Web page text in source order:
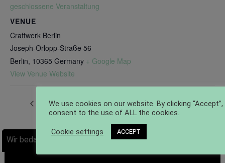
geschlossene Veranstaltung
VENUE
Craftwerk Berlin
Joseph-Orlopp-Straße 56
Berlin, 10365 Germany + Google Map
View Venue Website
espresso GT Fellows Ride
Wir bedanken uns bei unseren Partnern:
We use cookies on our website. By clicking “Accept”,
consent to the use of ALL the cookies.
Cookie settings ACCEPT